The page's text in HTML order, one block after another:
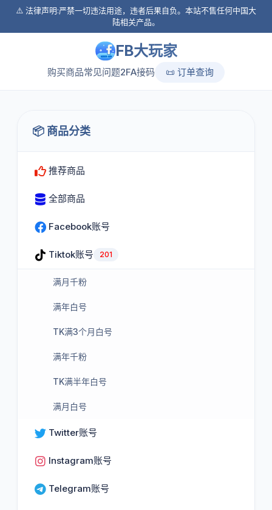
⚠️ 法律声明:严禁一切违法用途，违者后果自负。本站不售任何中国大
陆相关产品。
FB大玩家
购买商品常见问题2FA接码 📜 订单查询
📦 商品分类
推荐商品
全部商品
Facebook账号
Tiktok账号 201
满月千粉
满年白号
TK满3个月白号
满年千粉
TK满半年白号
满月白号
Twitter账号
Instagram账号
Telegram账号